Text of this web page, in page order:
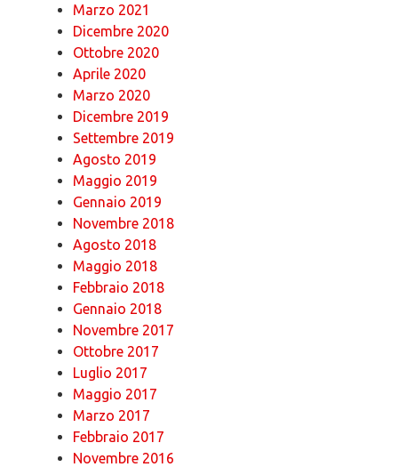
Marzo 2021
Dicembre 2020
Ottobre 2020
Aprile 2020
Marzo 2020
Dicembre 2019
Settembre 2019
Agosto 2019
Maggio 2019
Gennaio 2019
Novembre 2018
Agosto 2018
Maggio 2018
Febbraio 2018
Gennaio 2018
Novembre 2017
Ottobre 2017
Luglio 2017
Maggio 2017
Marzo 2017
Febbraio 2017
Novembre 2016